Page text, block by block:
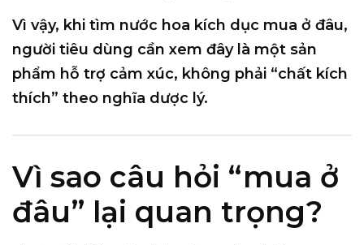
Vì vậy, khi tìm nước hoa kích dục mua ở đâu,
người tiêu dùng cần xem đây là một sản
phẩm hỗ trợ cảm xúc, không phải “chất kích
thích” theo nghĩa dược lý.
Vì sao câu hỏi “mua ở
đâu” lại quan trọng?